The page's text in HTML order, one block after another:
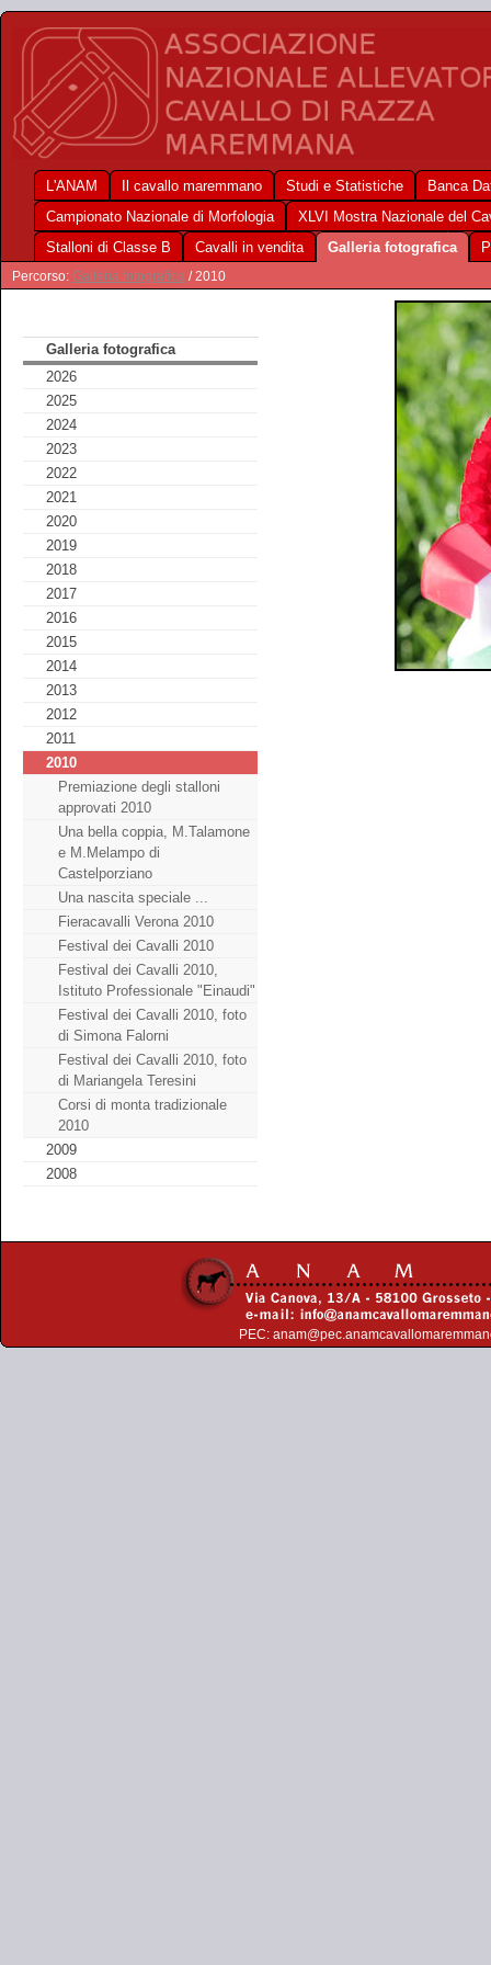
L'ANAM Il cavallo maremmano Studi e Statistiche
Banca
Campionato Nazionale di Morfologia
XLVI Mostra Nazionale del
Stalloni di Classe B
Cavalli in vendita Galleria fotografica
Percorso: Galleria fotografica / 2010
Galleria fotografica
2026
2025
2024
2023
2022
2021
2020
2019
2018
2017
2016
2015
2014
2013
2012
2011
2010
Premiazione degli stalloni
approvati 2010
Una bella coppia, M.Talamone
e M.Melampo di
Castelporziano
Una nascita speciale ...
Fieracavalli Verona 2010
Festival dei Cavalli 2010
Festival dei Cavalli 2010,
Istituto Professionale "Einaudi"
Festival dei Cavalli 2010, foto
di Simona Falorni
Festival dei Cavalli 2010, foto
di Mariangela Teresini
Corsi di monta tradizionale
2010
2009
2008
PEC: